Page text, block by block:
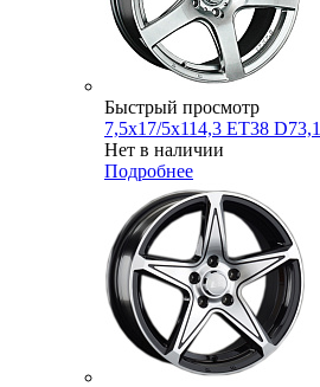
Быстрый просмотр
7,5x17/5x114,3 ET38
Нет в наличии
Подробнее